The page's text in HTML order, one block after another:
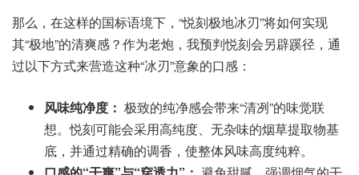
那么，在这样的国标语境下，“悦刻极地冰刃”将如何实现
其“极地”的清爽感？作为老炮，我预判悦刻会另辟蹊径，通
过以下方式来营造这种“冰刃”意象的口感：
风味纯净度： 极致的纯净感会带来“清冽”的味觉联
想。悦刻可能会采用高纯度、无杂味的烟草提取物基
底，并通过精确的调香，使整体风味高度纯粹。